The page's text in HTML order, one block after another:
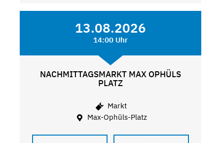
13.08.2026
14:00 Uhr
NACHMITTAGSMARKT MAX OPHÜLS
PLATZ
Markt
Max-Ophüls-Platz